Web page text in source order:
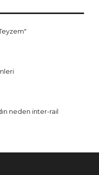
neden inter-rail